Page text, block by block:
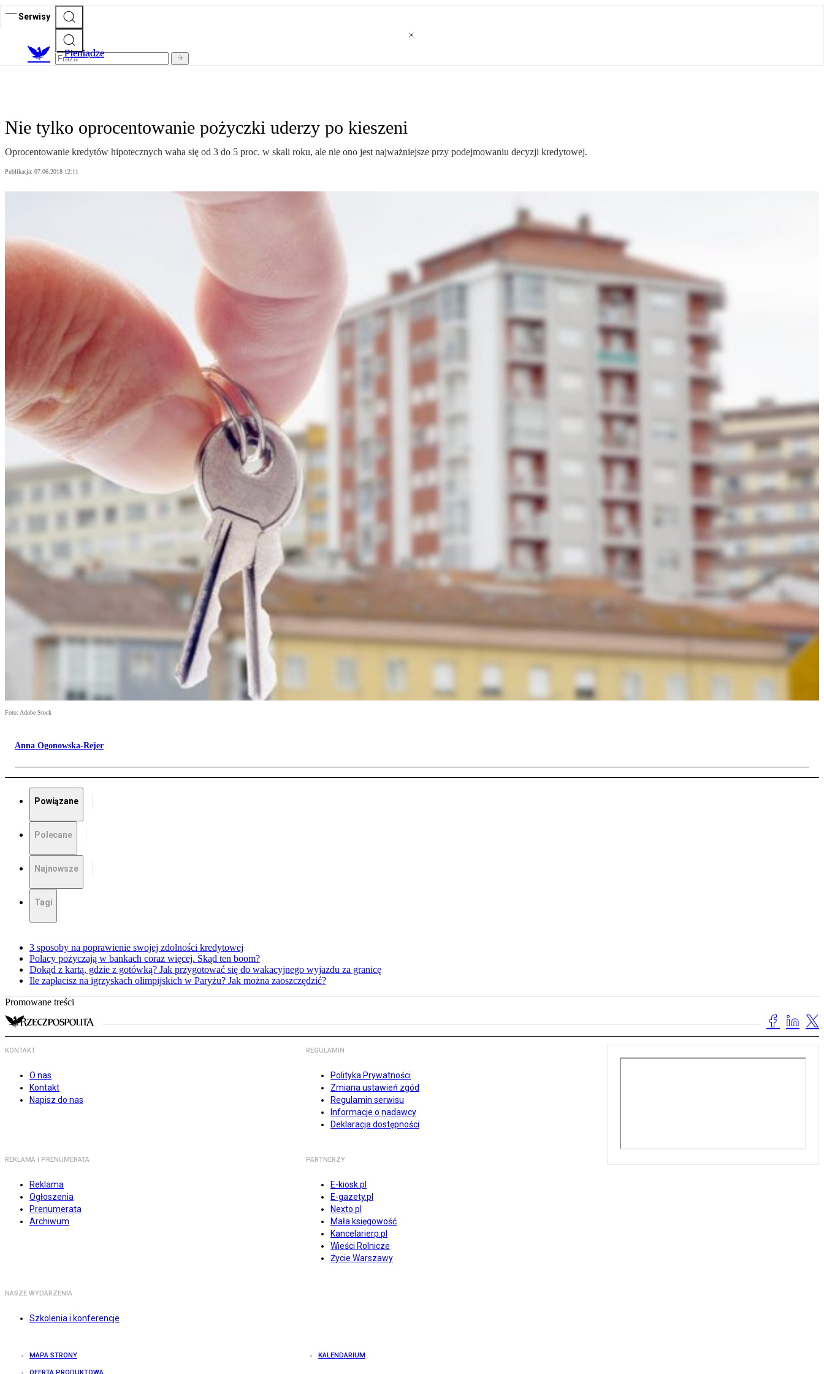
Serwisy
Pieniądze
Nie tylko oprocentowanie pożyczki uderzy po kieszeni
Oprocentowanie kredytów hipotecznych waha się od 3 do 5 proc. w skali roku, ale nie ono jest najważniejsze przy podejmowaniu decyzji kredytowej.
Publikacja: 07.06.2018 12:11
Foto: Adobe Stock
Anna Ogonowska-Rejer
Powiązane
Polecane
Najnowsze
Tagi
3 sposoby na poprawienie swojej zdolności kredytowej
Polacy pożyczają w bankach coraz więcej. Skąd ten boom?
Dokąd z kartą, gdzie z gotówką? Jak przygotować się do wakacyjnego wyjazdu za granicę
Ile zapłacisz na igrzyskach olimpijskich w Paryżu? Jak można zaoszczędzić?
Promowane treści
KONTAKT
O nas
Kontakt
Napisz do nas
REGULAMIN
Polityka Prywatności
Zmiana ustawień zgód
Regulamin serwisu
Informacje o nadawcy
Deklaracja dostępności
REKLAMA I PRENUMERATA
Reklama
Ogłoszenia
Prenumerata
Archiwum
PARTNERZY
E-kiosk.pl
E-gazety.pl
Nexto.pl
Mała księgowość
Kancelarierp.pl
Wieści Rolnicze
Życie Warszawy
NASZE WYDARZENIA
Szkolenia i konferencje
MAPA STRONY KALENDARIUM